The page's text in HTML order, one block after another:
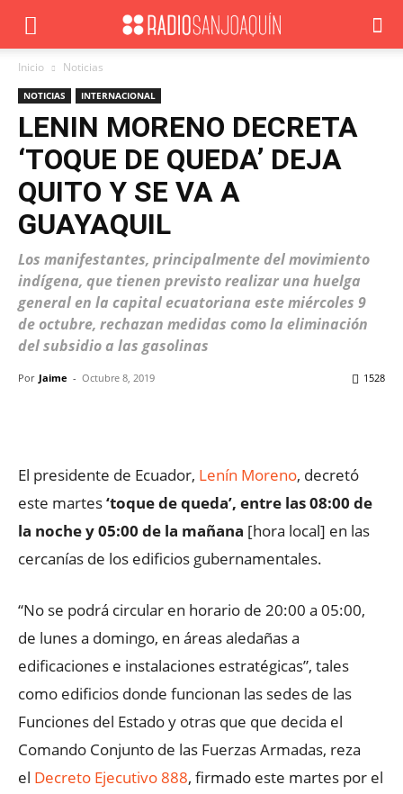
Inicio Noticias
NOTICIAS INTERNACIONAL
LENIN MORENO DECRETA
‘TOQUE DE QUEDA’ DEJA
QUITO Y SE VA A
GUAYAQUIL
Los manifestantes, principalmente del movimiento
indígena, que tienen previsto realizar una huelga
general en la capital ecuatoriana este miércoles 9
de octubre, rechazan medidas como la eliminación
del subsidio a las gasolinas
Por Jaime - Octubre 8, 2019 1528
El presidente de Ecuador, Lenín Moreno, decretó
este martes‘toque de queda’, entre las 08:00 de
la noche y 05:00 de la mañana [hora local] en las
cercanías de los edificios gubernamentales.
“No se podrá circular en horario de 20:00 a 05:00,
de lunes a domingo, en áreas aledañas a
edificaciones e instalaciones estratégicas”, tales
como edificios donde funcionan las sedes de las
Funciones del Estado y otras que que decida el
Comando Conjunto de las Fuerzas Armadas, reza
el Decreto Ejecutivo 888, firmado este martes por el